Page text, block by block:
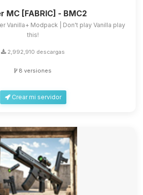
MC [FABRIC] - BMC2
Vanilla+ Modpack | Don't play Vanilla play
this!
2,992,910 descargas
8 versiones
Crear mi servidor
fin alguien con quien